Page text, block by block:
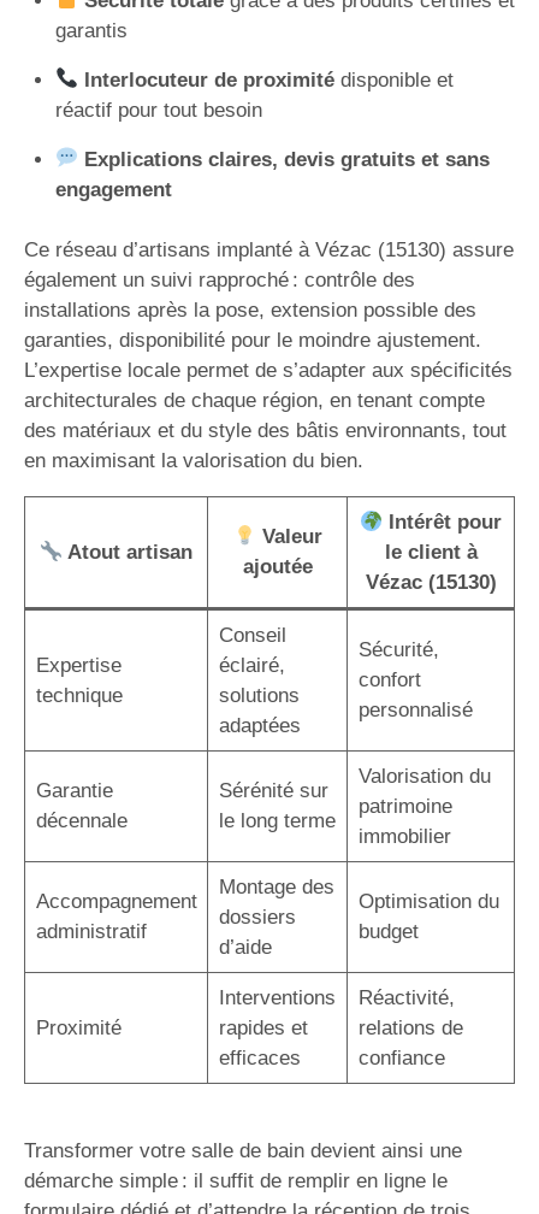
garantis
Interlocuteur de proximitédisponible et
réactif pour tout besoin
Explications claires, devis gratuits et sans
engagement
Ce réseau d’artisans implanté à Vézac (15130) assure
également un suivi rapproché : contrôle des
installations après la pose, extension possible des
garanties, disponibilité pour le moindre ajustement.
L’expertise locale permet de s’adapter aux spécificités
architecturales de chaque région, en tenant compte
des matériaux et du style des bâtis environnants, tout
en maximisant la valorisation du bien.
Atout artisan
Valeur
ajoutée
Intérêt pour
le client à
Vézac (15130)
Expertise
technique
Conseil
éclairé,
solutions
adaptées
Sécurité,
confort
personnalisé
Garantie
décennale
Sérénité sur
le long terme
Valorisation du
patrimoine
immobilier
Accompagnement
administratif
Montage des
dossiers
d’aide
Optimisation du
budget
Proximité
Interventions
rapides et
efficaces
Réactivité,
relations de
confiance
Transformer votre salle de bain devient ainsi une
démarche simple : il suffit de remplir en ligne le